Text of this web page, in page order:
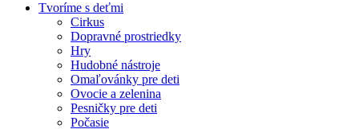
Tvoríme s deťmi
Cirkus
Dopravné prostriedky
Hry
Hudobné nástroje
Omaľovánky pre deti
Ovocie a zelenina
Pesničky pre deti
Počasie